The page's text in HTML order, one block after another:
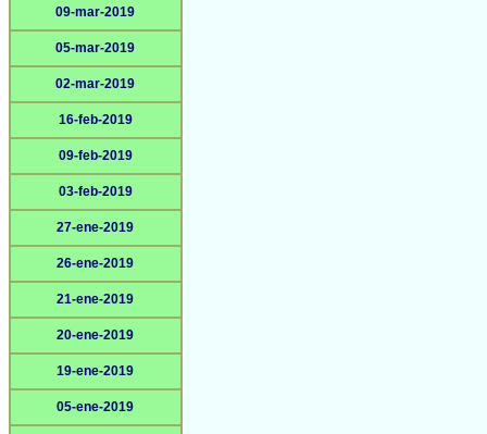
09-mar-2019
05-mar-2019
02-mar-2019
16-feb-2019
09-feb-2019
03-feb-2019
27-ene-2019
26-ene-2019
21-ene-2019
20-ene-2019
19-ene-2019
05-ene-2019